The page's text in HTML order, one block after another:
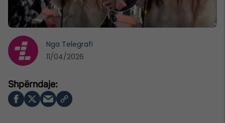
Nga Telegrafi
11/04/2026